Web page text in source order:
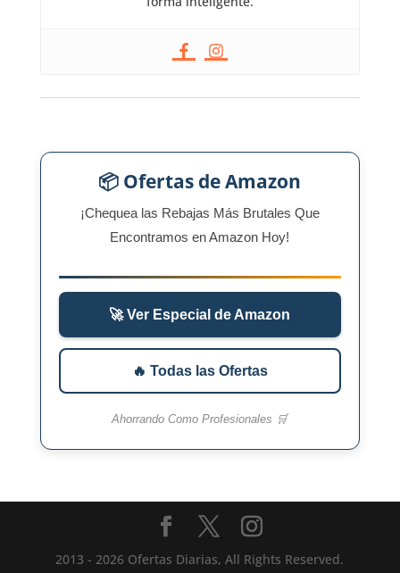
📦 Ofertas de Amazon
¡Chequea las Rebajas Más Brutales Que
Encontramos en Amazon Hoy!
🚀 Ver Especial de Amazon
🔥 Todas las Ofertas
Ahorrando Como Profesionales 🛒
2013 - 2026 Ofertas Diarias, All Rights Reserved.